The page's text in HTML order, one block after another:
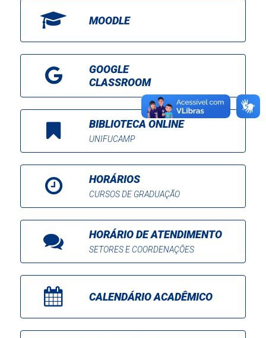
MOODLE
GOOGLE
CLASSROOM
BIBLIOTECA ONLINE
UNIFUCAMP
HORÁRIOS
CURSOS DE GRADUAÇÃO
HORÁRIO DE ATENDIMENTO
SETORES E COORDENAÇÕES
CALENDÁRIO ACADÊMICO